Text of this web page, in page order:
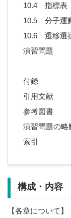
10.4 指標表
10.5 分子運
10.6 遷移選
演習問題
付録
引用文献
参考図書
演習問題の略
索引
構成・内容
【各章について】